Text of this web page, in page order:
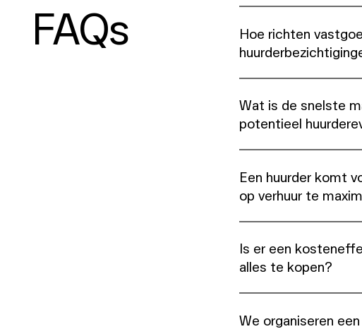
FAQs
Hoe richten
Wat is de snelste
potentieel
Een huurder komt
op verhuur te
Is er een
alles te kopen?
We organiseren